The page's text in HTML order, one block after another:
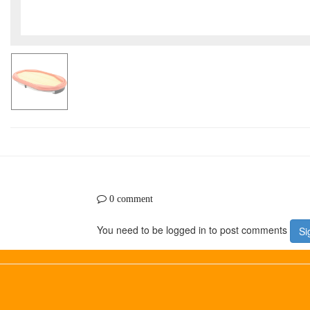
0 comment
You need to be logged in to post comments